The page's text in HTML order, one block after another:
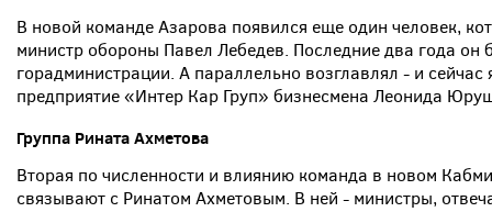
В новой команде Азарова появился еще один человек,
министр обороны Павел Лебедев. Последние два года он
горадминистрации. А параллельно возглавлял - и сейчас
предприятие «Интер Кар Груп» бизнесмена Леонида
Группа РинатаАхметова
Вторая по численности и влиянию команда в новом
связывают с Ринатом Ахметовым. В ней - министры,